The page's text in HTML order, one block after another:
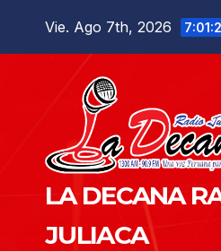
Vie. Ago 7th, 2026
LA DECANA
JULIACA